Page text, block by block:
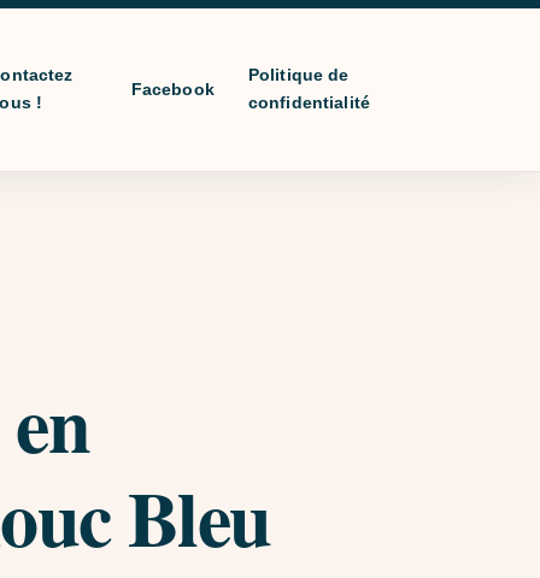
!
Facebook
Politique de
confidentialité
Bleu